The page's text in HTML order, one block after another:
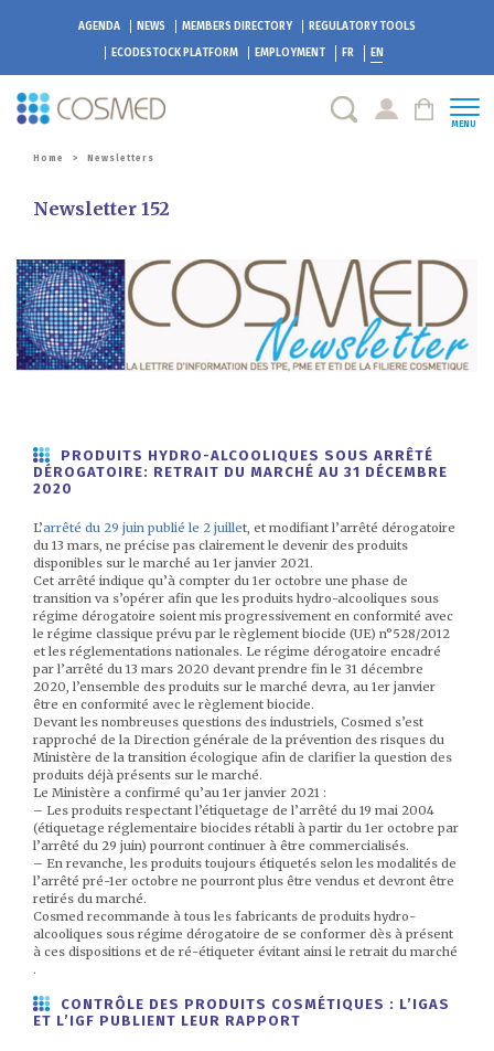
AGENDA NEWS MEMBERS DIRECTORY
REGULATORY TOOLS
ECODESTOCK PLATFORM EMPLOYMENT FR EN
MENU
Home > Newsletters
Newsletter 152
PRODUITS HYDRO-ALCOOLIQUES SOUS ARRÊTÉ
DÉROGATOIRE: RETRAIT DU MARCHÉ AU 31 DÉCEMBRE
2020
L’arrêté du 29 juin publié le 2 juillet, et modifiant l’arrêté dérogatoire
du 13 mars, ne précise pas clairement le devenir des produits
disponibles sur le marché au 1er janvier 2021.
Cet arrêté indique qu’à compter du 1er octobre une phase de
transition va s’opérer afin que les produits hydro-alcooliques sous
régime dérogatoire soient mis progressivement en conformité avec
le régime classique prévu par le règlement biocide (UE) n°528/2012
et les réglementations nationales. Le régime dérogatoire encadré
par l’arrêté du 13 mars 2020 devant prendre fin le 31 décembre
2020, l’ensemble des produits sur le marché devra, au 1er janvier
être en conformité avec le règlement biocide.
Devant les nombreuses questions des industriels, Cosmed s’est
rapproché de la Direction générale de la prévention des risques du
Ministère de la transition écologique afin de clarifier la question des
produits déjà présents sur le marché.
Le Ministère a confirmé qu’au 1er janvier 2021 :
– Les produits respectant l’étiquetage de l’arrêté du 19 mai 2004
(étiquetage réglementaire biocides rétabli à partir du 1er octobre par
l’arrêté du 29 juin) pourront continuer à être commercialisés.
– En revanche, les produits toujours étiquetés selon les modalités de
l’arrêté pré-1er octobre ne pourront plus être vendus et devront être
retirés du marché.
Cosmed recommande à tous les fabricants de produits hydro-
alcooliques sous régime dérogatoire de se conformer dès à présent
à ces dispositions et de ré-étiqueter évitant ainsi le retrait du marché
.
CONTRÔLE DES PRODUITS COSMÉTIQUES : L’IGAS
ET L’IGF PUBLIENT LEUR RAPPORT